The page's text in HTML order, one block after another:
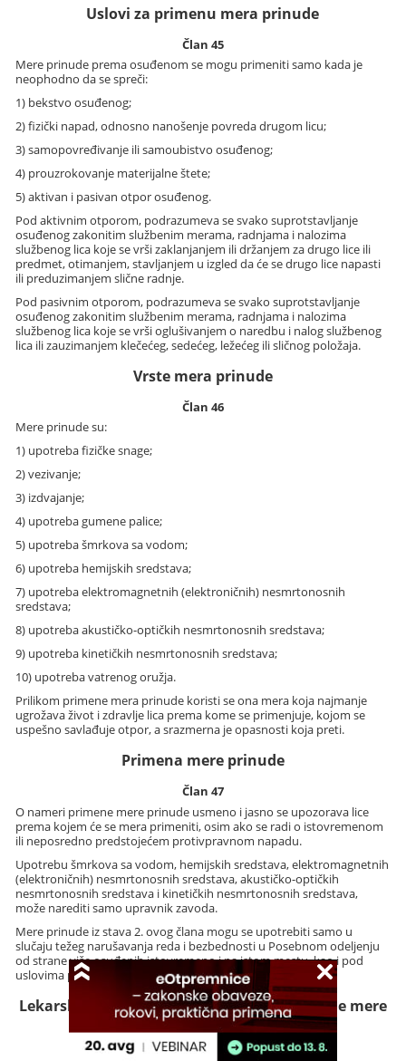
Uslovi za primenu mera prinude
Član 45
Mere prinude prema osuđenom se mogu primeniti samo kada je
neophodno da se spreči:
1) bekstvo osuđenog;
2) fizički napad, odnosno nanošenje povreda drugom licu;
3) samopovređivanje ili samoubistvo osuđenog;
4) prouzrokovanje materijalne štete;
5) aktivan i pasivan otpor osuđenog.
Pod aktivnim otporom, podrazumeva se svako suprotstavljanje
osuđenog zakonitim službenim merama, radnjama i nalozima
službenog lica koje se vrši zaklanjanjem ili držanjem za drugo lice ili
predmet, otimanjem, stavljanjem u izgled da će se drugo lice napasti
ili preduzimanjem slične radnje.
Pod pasivnim otporom, podrazumeva se svako suprotstavljanje
osuđenog zakonitim službenim merama, radnjama i nalozima
službenog lica koje se vrši oglušivanjem o naredbu i nalog službenog
lica ili zauzimanjem klečećeg, sedećeg, ležećeg ili sličnog položaja.
Vrste mera prinude
Član 46
Mere prinude su:
1) upotreba fizičke snage;
2) vezivanje;
3) izdvajanje;
4) upotreba gumene palice;
5) upotreba šmrkova sa vodom;
6) upotreba hemijskih sredstava;
7) upotreba elektromagnetnih (elektroničnih) nesmrtonosnih
sredstava;
8) upotreba akustičko-optičkih nesmrtonosnih sredstava;
9) upotreba kinetičkih nesmrtonosnih sredstava;
10) upotreba vatrenog oružja.
Prilikom primene mera prinude koristi se ona mera koja najmanje
ugrožava život i zdravlje lica prema kome se primenjuje, kojom se
uspešno savlađuje otpor, a srazmerna je opasnosti koja preti.
Primena mere prinude
Član 47
O nameri primene mere prinude usmeno i jasno se upozorava lice
prema kojem će se mera primeniti, osim ako se radi o istovremenom
ili neposredno predstojećem protivpravnom napadu.
Upotrebu šmrkova sa vodom, hemijskih sredstava, elektromagnetnih
(elektroničnih) nesmrtonosnih sredstava, akustičko-optičkih
nesmrtonosnih sredstava i kinetičkih nesmrtonosnih sredstava,
može narediti samo upravnik zavoda.
Mere prinude iz stava 2. ovog člana mogu se upotrebiti samo u
slučaju težeg narušavanja reda i bezbednosti u Posebnom odeljenju
od strane više osuđenih istovremeno i na istom mestu, kao i pod
uslovima pod kojima se može upotrebiti vatreno oružje.
Lekarski pregled i izveštavanje posle primene mere
prinude
Član 48